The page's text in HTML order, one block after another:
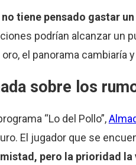
tiene pensado gastar
podrían alcanzar un
el panorama
sobre los
“Lo del Pollo”,
El jugador que se
pero la prioridad la